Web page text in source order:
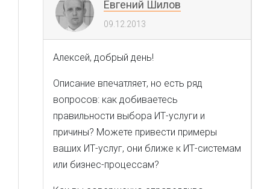
Евгений Шилов
09.12.2013
Алексей, добрый день!
Описание впечатляет, но есть ряд
вопросов: как добиваетесь
правильности выбора ИТ-услуги и
причины? Можете привести примеры
ваших ИТ-услуг, они ближе к ИТ-системам
или бизнес-процессам?